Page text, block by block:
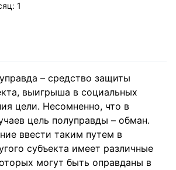
1
– средство защиты
выигрыша в социальных
цели. Несомненно, что в
цель полуправды – обман.
ввести таким путем в
субъекта имеет различные
могут быть оправданы в